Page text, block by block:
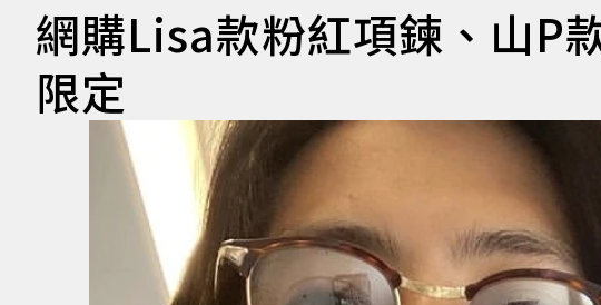
網購Lisa款粉紅項鍊、山P
限定